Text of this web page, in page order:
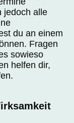
jedoch alle
du an einem
Fragen
sowieso
helfen dir,